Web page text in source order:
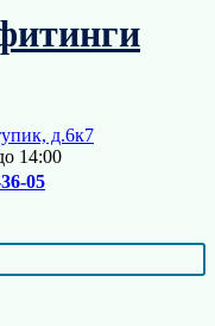
д.6к7
14:00
05